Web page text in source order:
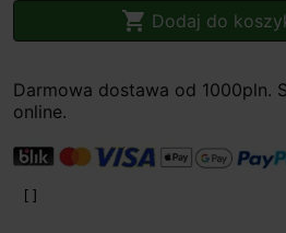
 Dodaj do
Darmowa dostawa od 1000pln.
online.